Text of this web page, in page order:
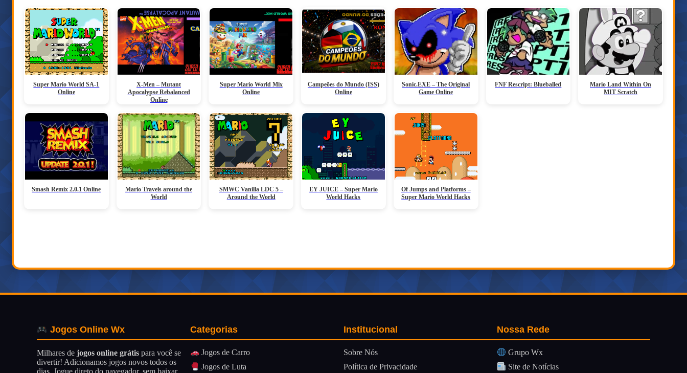
Super Mario World SA-1
Online
X-Men – Mutant
Apocalypse Rebalanced
Online
Super Mario World Mix
Online
Campeões do Mundo (ISS)
Online
Sonic.EXE – The Original
Game Online
FNF Rescript: Blueballed
Mario Land Within On
MIT Scratch
Smash Remix 2.0.1 Online
Mario Travels around the
World
SMWC Vanilla LDC 5 –
Around the World
EY JUICE – Super Mario
World Hacks
Of Jumps and Platforms –
Super Mario World Hacks
Jogos Online Wx
Milhares de jogos online grátis para você se
divertir! Adicionamos jogos novos todos os
dias. Jogue direto do navegador, sem baixar
Categorias
Jogos de Carro
Jogos de Luta
Institucional
Sobre Nós
Política de Privacidade
Nossa Rede
Grupo Wx
Site de Notícias